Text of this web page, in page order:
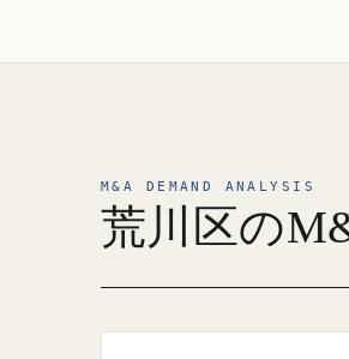
M&A DEMAND ANALYSIS
荒川区の